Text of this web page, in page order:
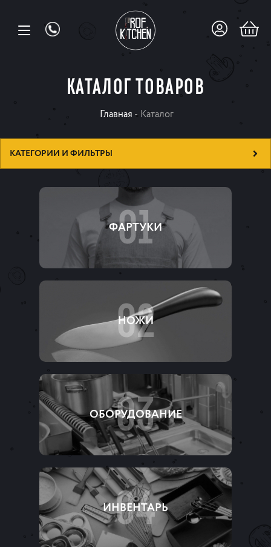
КАТАЛОГ ТОВАРОВ
Главная - Каталог
КАТЕГОРИИ И ФИЛЬТРЫ
01
ФАРТУКИ
02
НОЖИ
03
ОБОРУДОВАНИЕ
04
ИНВЕНТАРЬ